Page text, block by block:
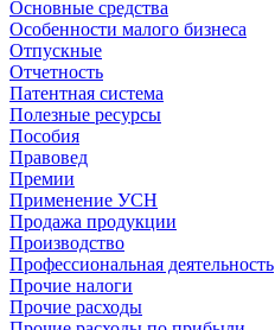
Основные средства
Особенности малого бизнеса
Отпускные
Отчетность
Патентная система
Полезные ресурсы
Пособия
Правовед
Премии
Применение УСН
Продажа продукции
Производство
Профессиональная деятельность
Прочие налоги
Прочие расходы